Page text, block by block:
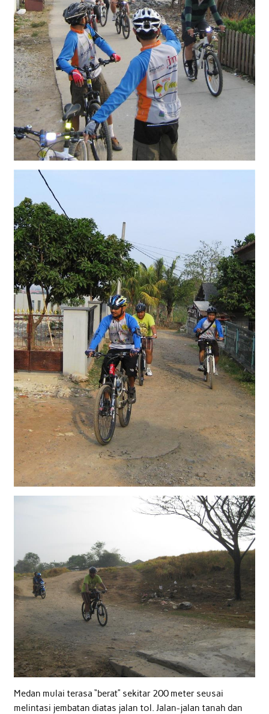
Medan mulai terasa “berat” sekitar 200 meter seusai
melintasi jembatan diatas jalan tol. Jalan-jalan tanah dan